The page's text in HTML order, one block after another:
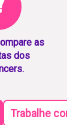
as
dos
Trabalhe